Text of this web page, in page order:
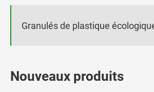
Granulés de plastique
Nouveaux produits